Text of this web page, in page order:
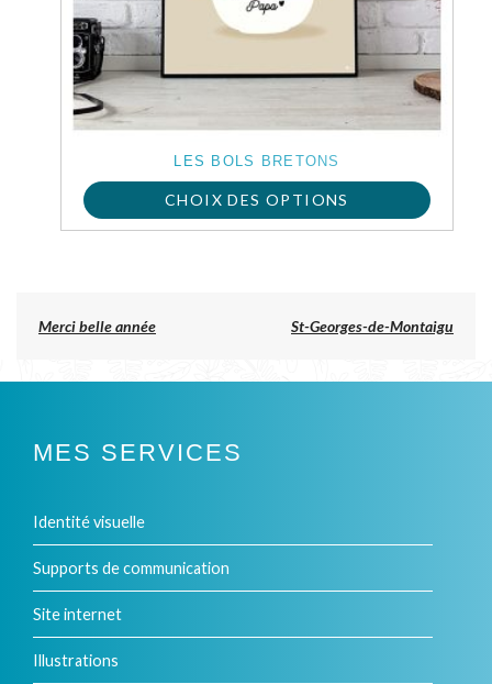
peuvent
être
choisies
page
LES BOLS BRETONS
CHOIX DES OPTIONS
L’ARTICLE
Previous
Merci belle année St-Georges-de-Montaigu
MES SERVICES
Identité visuelle
Supports de communication
Site internet
Illustrations